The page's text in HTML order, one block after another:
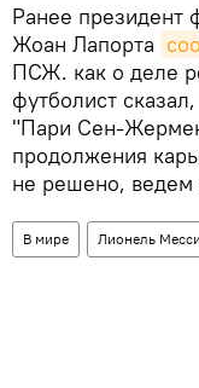
Ранее президент
Жоан Лапорта
ПСЖ. как о деле
футболист
"Пари Сен-
продолжения
не решено, ведем
В мире Лионель Месси